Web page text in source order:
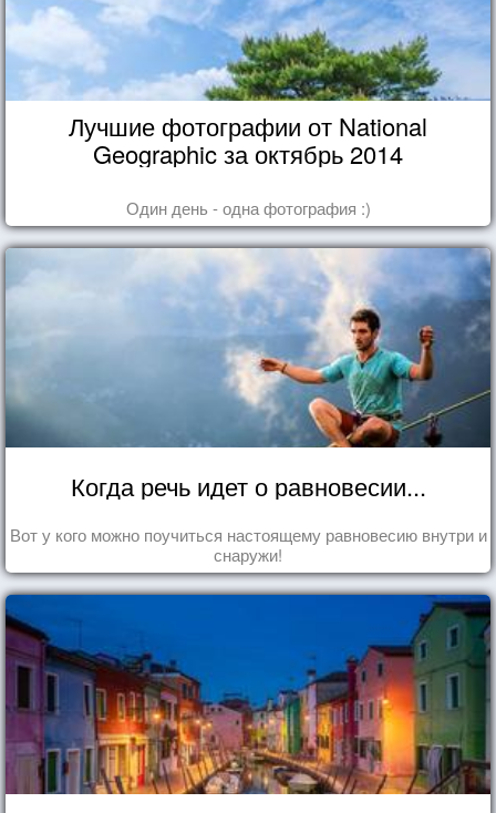
Лучшие фотографии от National
Geographic за октябрь 2014
Один день - одна фотография :)
Когда речь идет о равновесии...
Вот у кого можно поучиться настоящему равновесию внутри и
снаружи!